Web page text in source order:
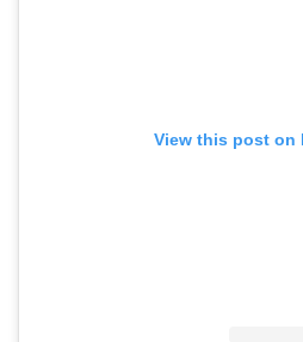
View this post on